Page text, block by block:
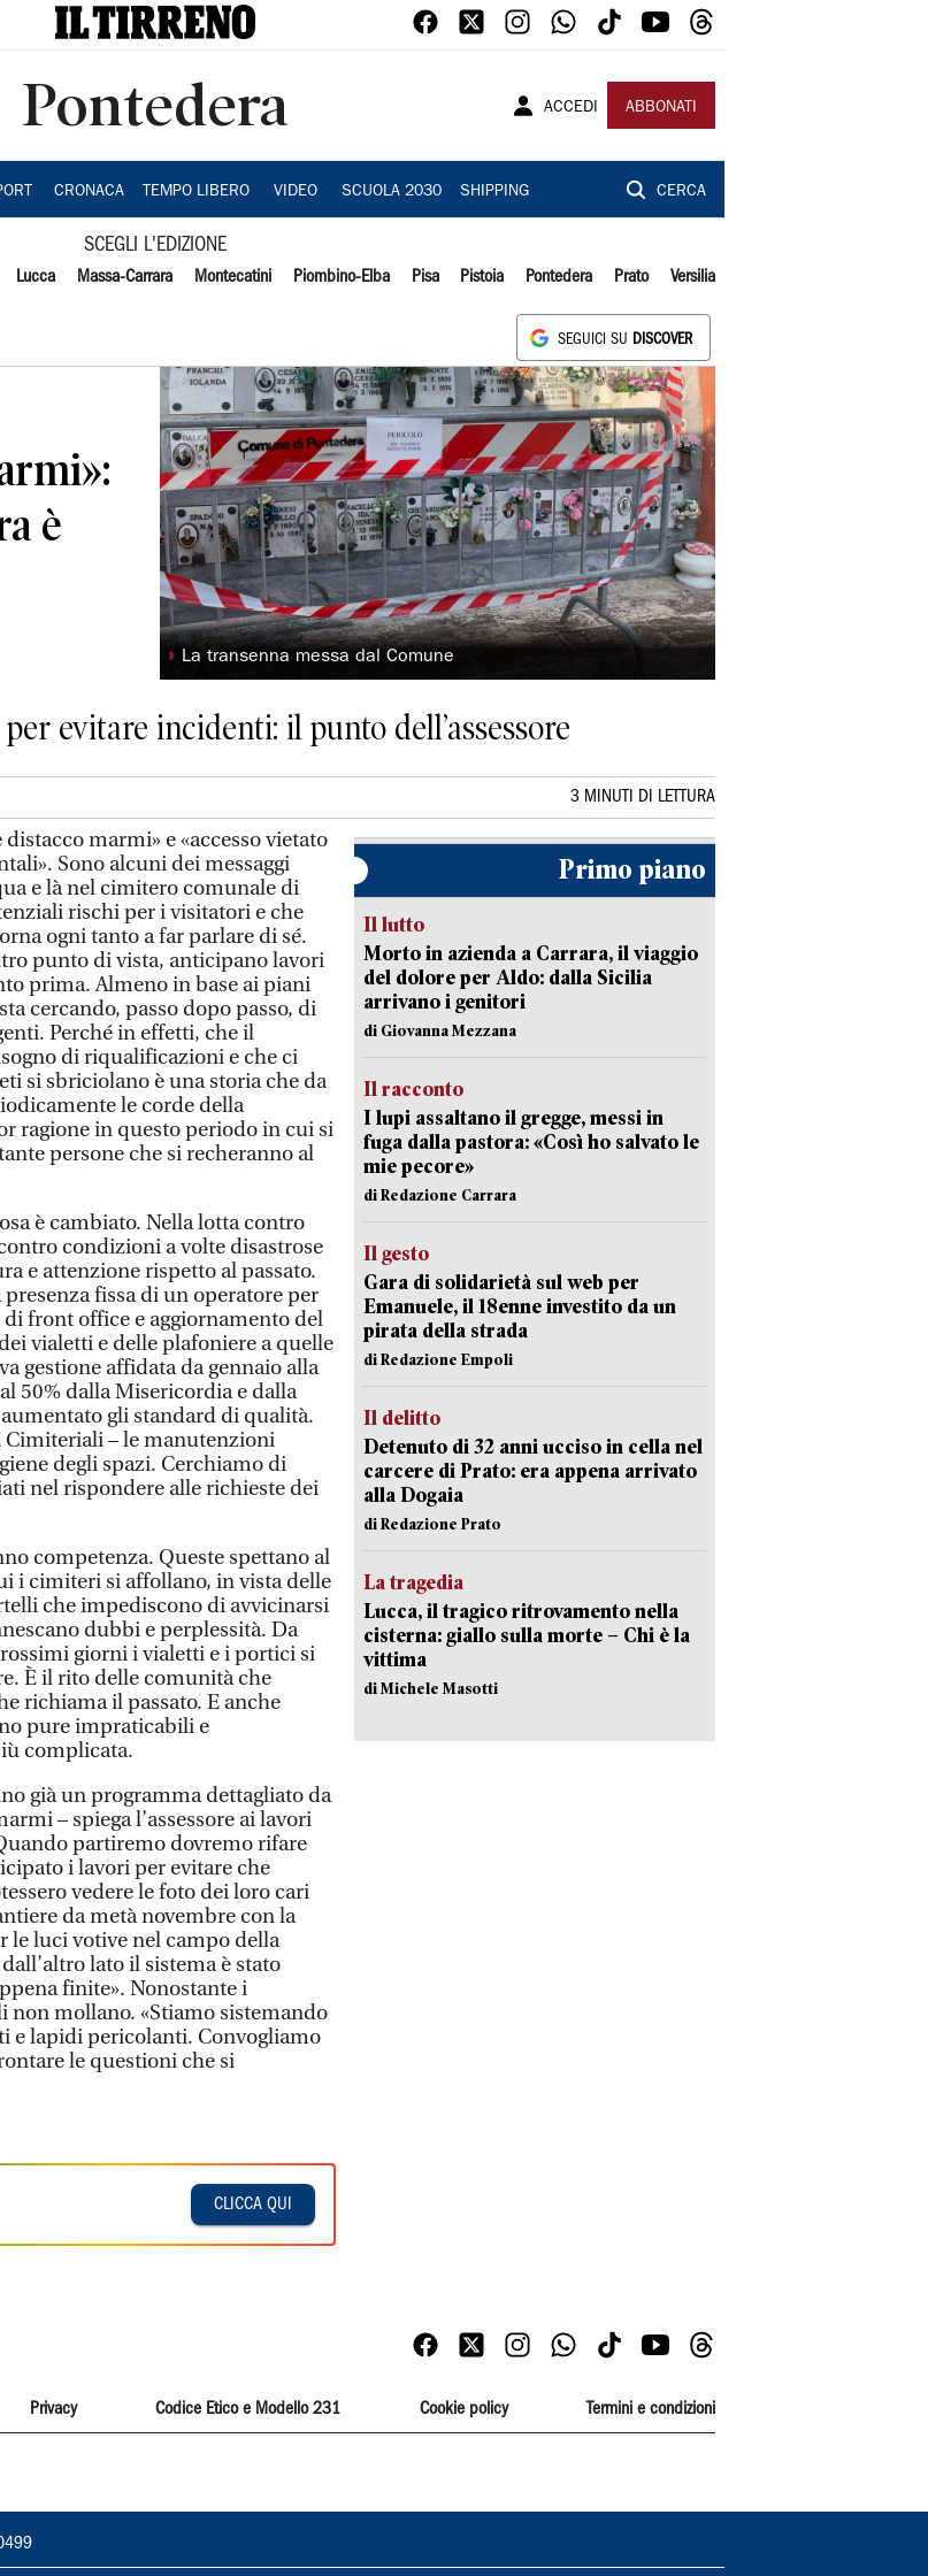
Pontedera ACCEDI ABBONATI
CRONACA TEMPO LIBERO VIDEO SCUOLA 2030 SHIPPING CERCA
SCEGLI L'EDIZIONE
Lucca Massa-Carrara Montecatini Piombino-Elba Pisa Pistoia Pontedera Prato Versilia
SEGUICI SU DISCOVER
è
◗ La transenna messa dal Comune
evitare incidenti: il punto dell’assessore
3 MINUTI DI LETTURA
marmi» e «accesso vietato
Sono alcuni dei messaggi
e là nel cimitero comunale di
rischi per i visitatori e che
ogni tanto a far parlare di sé.
punto di vista, anticipano lavori
prima. Almeno in base ai piani
cercando, passo dopo passo, di
Perché in effetti, che il
di riqualificazioni e che ci
si sbriciolano è una storia che da
le corde della
ragione in questo periodo in cui si
persone che si recheranno al
è cambiato. Nella lotta contro
condizioni a volte disastrose
e attenzione rispetto al passato.
fissa di un operatore per
front office e aggiornamento del
vialetti e delle plafoniere a quelle
gestione affidata da gennaio alla
50% dalla Misericordia e dalla
gli standard di qualità.
Cimiteriali – le manutenzioni
degli spazi. Cerchiamo di
nel rispondere alle richieste dei
competenza. Queste spettano al
i cimiteri si affollano, in vista delle
che impediscono di avvicinarsi
dubbi e perplessità. Da
giorni i vialetti e i portici si
È il rito delle comunità che
richiama il passato. E anche
pure impraticabili e
complicata.
già un programma dettagliato da
– spiega l’assessore ai lavori
partiremo dovremo rifare
i lavori per evitare che
vedere le foto dei loro cari
da metà novembre con la
le luci votive nel campo della
lato il sistema è stato
finite». Nonostante i
non mollano. «Stiamo sistemando
e lapidi pericolanti. Convogliamo
le questioni che si
CLICCA QUI
Primo piano
Il lutto
Morto in azienda a Carrara, il viaggio
del dolore per Aldo: dalla Sicilia
arrivano i genitori
di Giovanna Mezzana
Il racconto
I lupi assaltano il gregge, messi in
fuga dalla pastora: «Così ho salvato le
mie pecore»
di Redazione Carrara
Il gesto
Gara di solidarietà sul web per
Emanuele, il 18enne investito da un
pirata della strada
di Redazione Empoli
Il delitto
Detenuto di 32 anni ucciso in cella nel
carcere di Prato: era appena arrivato
alla Dogaia
di Redazione Prato
La tragedia
Lucca, il tragico ritrovamento nella
cisterna: giallo sulla morte – Chi è la
vittima
di Michele Masotti
Privacy Codice Etico e Modello 231 Cookie policy Termini e condizioni